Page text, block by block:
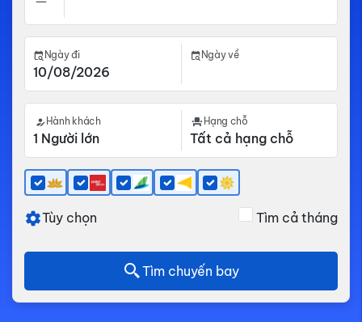
Ngày đi Ngày về
Hành khách Hạng chỗ
Tùy chọn Tìm cả tháng
Tìm chuyến bay